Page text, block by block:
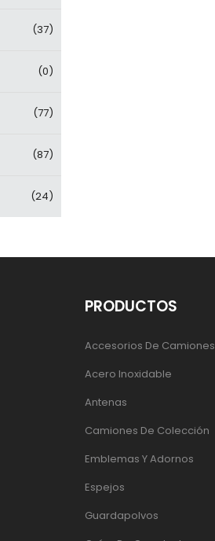
(37)
(0)
(77)
(87)
(24)
PRODUCTOS
Accesorios De Camiones
Acero Inoxidable
Antenas
Camiones De Colección
Emblemas Y Adornos
Espejos
Guardapolvos